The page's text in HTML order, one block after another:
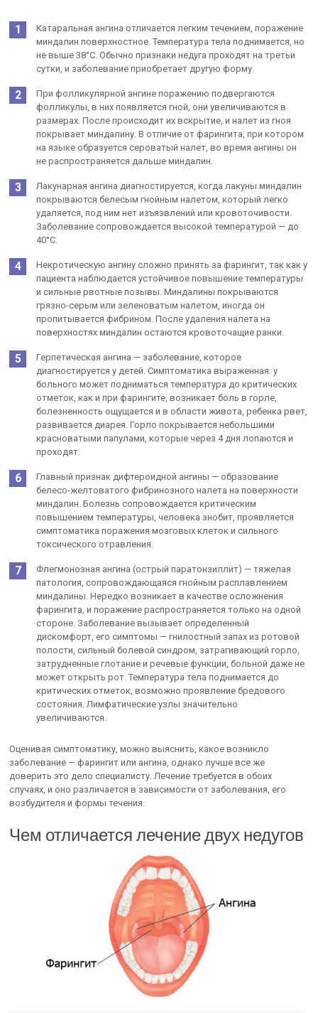
Катаральная ангина отличается легким течением, поражение
миндалин поверхностное. Температура тела поднимается, но
не выше 38°С. Обычно признаки недуга проходят на третьи
сутки, и заболевание приобретает другую форму.
При фолликулярной ангине поражению подвергаются
фолликулы, в них появляется гной, они увеличиваются в
размерах. После происходит их вскрытие, и налет из гноя
покрывает миндалину. В отличие от фарингита, при котором
на языке образуется сероватый налет, во время ангины он
не распространяется дальше миндалин.
Лакунарная ангина диагностируется, когда лакуны миндалин
покрываются белесым гнойным налетом, который легко
удаляется, под ним нет изъязвлений или кровоточивости.
Заболевание сопровождается высокой температурой — до
40°С.
Некротическую ангину сложно принять за фарингит, так как у
пациента наблюдается устойчивое повышение температуры
и сильные рвотные позывы. Миндалины покрываются
грязно-серым или зеленоватым налетом, иногда он
пропитывается фибрином. После удаления налета на
поверхностях миндалин остаются кровоточащие ранки.
Герпетическая ангина — заболевание, которое
диагностируется у детей. Симптоматика выраженная: у
больного может подниматься температура до критических
отметок, как и при фарингите, возникает боль в горле,
болезненность ощущается и в области живота, ребенка рвет,
развивается диарея. Горло покрывается небольшими
красноватыми папулами, которые через 4 дня лопаются и
проходят.
Главный признак дифтероидной ангины — образование
белесо-желтоватого фибринозного налета на поверхности
миндалин. Болезнь сопровождается критическим
повышением температуры, человека знобит, проявляется
симптоматика поражения мозговых клеток и сильного
токсического отравления.
Флегмонозная ангина (острый паратонзиллит) — тяжелая
патология, сопровождающаяся гнойным расплавлением
миндалины. Нередко возникает в качестве осложнения
фарингита, и поражение распространяется только на одной
стороне. Заболевание вызывает определенный
дискомфорт, его симптомы — гнилостный запах из ротовой
полости, сильный болевой синдром, затрагивающий горло,
затрудненные глотание и речевые функции, больной даже не
может открыть рот. Температура тела поднимается до
критических отметок, возможно проявление бредового
состояния. Лимфатические узлы значительно
увеличиваются.
Оценивая симптоматику, можно выяснить, какое возникло
заболевание — фарингит или ангина, однако лучше все же
доверить это дело специалисту. Лечение требуется в обоих
случаях, и оно различается в зависимости от заболевания, его
возбудителя и формы течения.
Чем отличается лечение двух недугов